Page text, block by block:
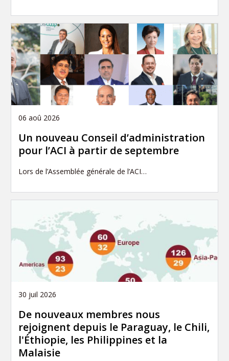
06 aoû 2026
Un nouveau Conseil d’administration
pour l’ACI à partir de septembre
Lors de l’Assemblée générale de l’ACI…
30 juil 2026
De nouveaux membres nous
rejoignent depuis le Paraguay, le Chili,
l'Éthiopie, les Philippines et la
Malaisie